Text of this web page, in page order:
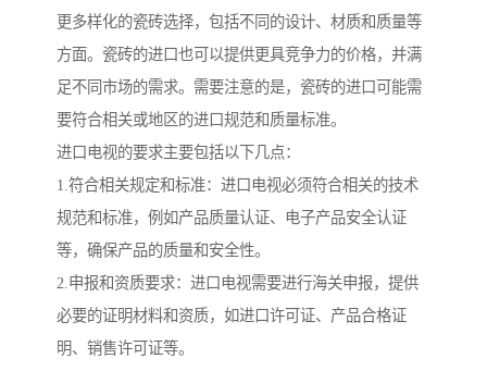
更多样化的瓷砖选择，包括不同的设计、材质和质量等
方面。瓷砖的进口也可以提供更具竞争力的价格，并满
足不同市场的需求。需要注意的是，瓷砖的进口可能需
要符合相关或地区的进口规范和质量标准。
进口电视的要求主要包括以下几点：
1.符合相关规定和标准：进口电视必须符合相关的技术
规范和标准，例如产品质量认证、电子产品安全认证
等，确保产品的质量和安全性。
2.申报和资质要求：进口电视需要进行海关申报，提供
必要的证明材料和资质，如进口许可证、产品合格证
明、销售许可证等。